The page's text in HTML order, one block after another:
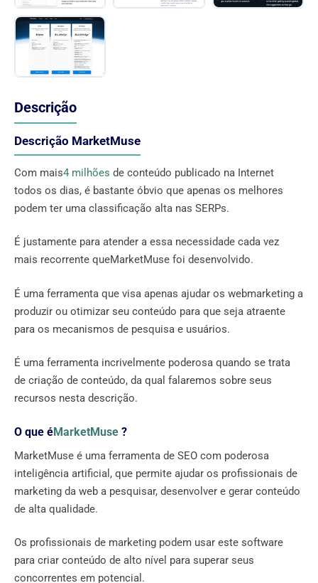
Descrição
Descrição MarketMuse
Com mais4 milhões de conteúdo publicado na Internet
todos os dias, é bastante óbvio que apenas os melhores
podem ter uma classificação alta nas SERPs.
É justamente para atender a essa necessidade cada vez
mais recorrente queMarketMuse foi desenvolvido.
É uma ferramenta que visa apenas ajudar os webmarketing a
produzir ou otimizar seu conteúdo para que seja atraente
para os mecanismos de pesquisa e usuários.
É uma ferramenta incrivelmente poderosa quando se trata
de criação de conteúdo, da qual falaremos sobre seus
recursos nesta descrição.
O que éMarketMuse ?
MarketMuse é uma ferramenta de SEO com poderosa
inteligência artificial, que permite ajudar os profissionais de
marketing da web a pesquisar, desenvolver e gerar conteúdo
de alta qualidade.
Os profissionais de marketing podem usar este software
para criar conteúdo de alto nível para superar seus
concorrentes em potencial.